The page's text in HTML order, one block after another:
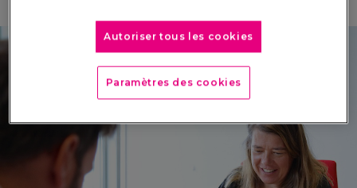
Autoriser tous les cookies
Paramètres des cookies